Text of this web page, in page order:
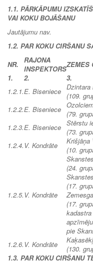
1.1. PĀRKĀPUMU
VAI KOKU BOJĀŠANU
Jautājumu nav.
1.2. PAR KOKU CIRŠANU
NR.
RAJONA
INSPEKTORSZEMES
1.
2.
3.
1.2.1.E. Biseniece Dzintara
(109.
1.2.2.E. Biseniece (79.
1.2.3.E. Biseniece Stērstu
(73.
1.2.4.V. Kondrāte
Krišjāņa
(10.
1.2.5.V. Kondrāte
(24.
(17.
(17.
kadastra
pie
1.2.6.V. Kondrāte
(130.
1.3. PAR KOKU CIRŠANU